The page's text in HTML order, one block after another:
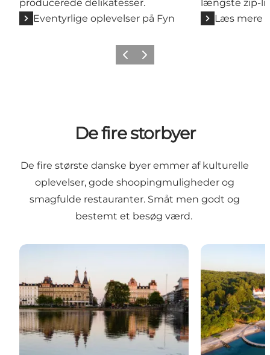
producerede delikatesser.
Eventyrlige oplevelser på Fyn
længste zip-
Læs mere
ForrigeNæste
De fire storbyer
De fire største danske byer emmer af kulturelle
oplevelser, gode shoopingmuligheder og
smagfulde restauranter. Småt men godt og
bestemt et besøg værd.
København Aarhus